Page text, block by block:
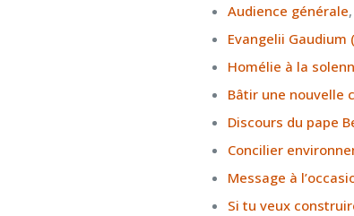
Audience générale
Evangelii Gaudium
Homélie à la
Bâtir une nouvelle
Discours du pape
Concilier
Message à
Si tu veux